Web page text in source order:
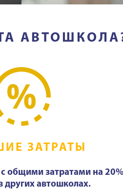
ЗАТРАТЫ
общими затратами на
других автошколах.